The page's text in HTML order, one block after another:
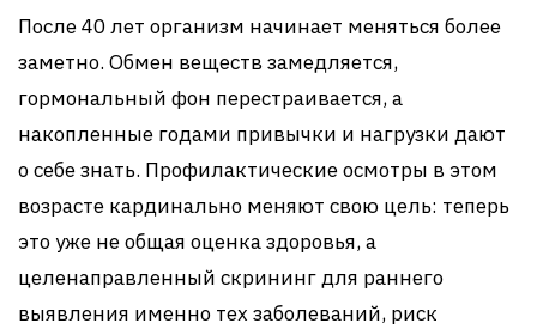
После 40 лет организм начинает меняться более
заметно. Обмен веществ замедляется,
гормональный фон перестраивается, а
накопленные годами привычки и нагрузки дают
о себе знать. Профилактические осмотры в этом
возрасте кардинально меняют свою цель: теперь
это уже не общая оценка здоровья, а
целенаправленный скрининг для раннего
выявления именно тех заболеваний, риск